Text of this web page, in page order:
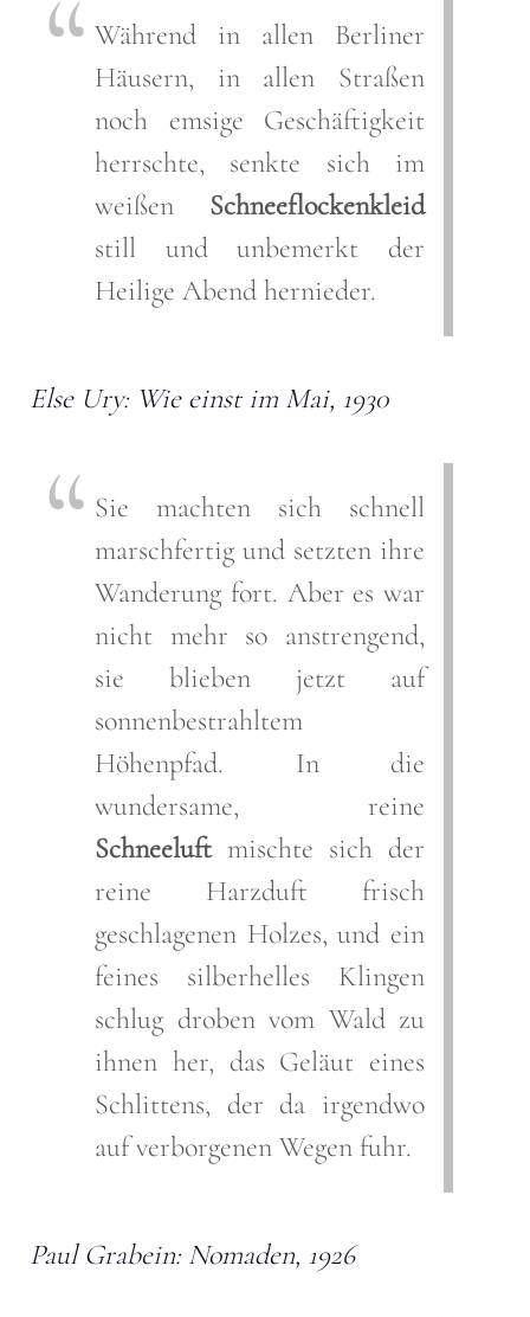
Während in allen Berliner
Häusern, in allen Straßen
noch emsige Geschäftigkeit
herrschte, senkte sich im
weißen Schneeflockenkleid
still und unbemerkt der
Heilige Abend hernieder.
Else Ury: Wie einst im Mai, 1930
Sie machten sich schnell
marschfertig und setzten ihre
Wanderung fort. Aber es war
nicht mehr so anstrengend,
sie blieben jetzt auf
sonnenbestrahltem
Höhenpfad. In die
wundersame, reine
Schneeluftmischte sich der
reine Harzduft frisch
geschlagenen Holzes, und ein
feines silberhelles Klingen
schlug droben vom Wald zu
ihnen her, das Geläut eines
Schlittens, der da irgendwo
auf verborgenen Wegen fuhr.
Paul Grabein: Nomaden, 1926